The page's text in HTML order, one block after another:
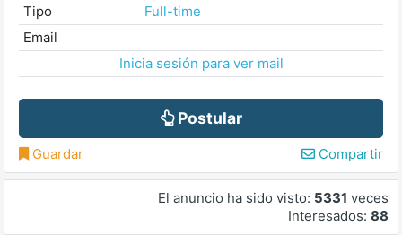
Tipo
Full-time
Email
Inicia sesión para ver mail
Postular
Guardar Compartir
El anuncio ha sido visto: 5331 veces
Interesados: 88